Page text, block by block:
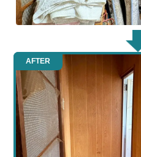
AFTER